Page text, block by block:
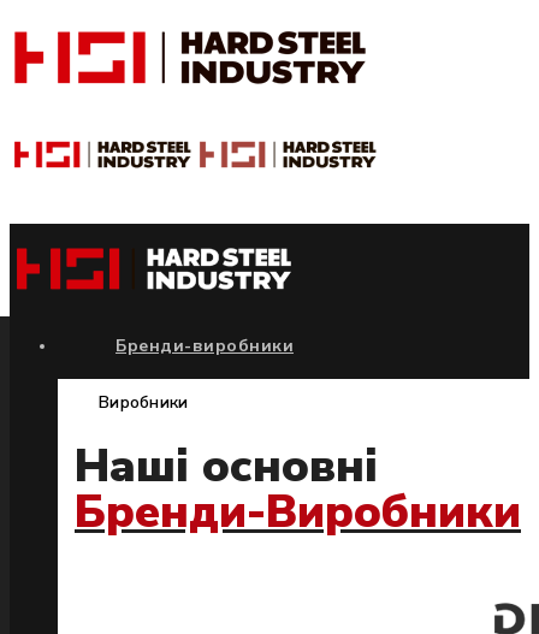
Бренди-виробники
Виробники
Наші основні
Бренди-Виробники